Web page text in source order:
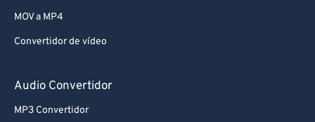
MOV a MP4
Convertidor de vídeo
Audio Convertidor
MP3 Convertidor